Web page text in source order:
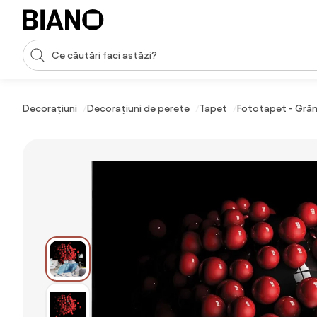
Sari peste navigare, accesează conținutul
Introducerea căutării
Decorațiuni Decorațiuni de perete Tapet Fototapet -